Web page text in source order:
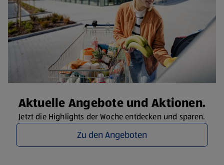
Aktuelle Angebote und Aktionen.
Jetzt die Highlights der Woche entdecken und sparen.
Zu den Angeboten